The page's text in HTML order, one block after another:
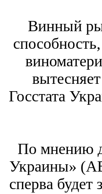
Винный
Госстата
По мнению
Украины»
сперва